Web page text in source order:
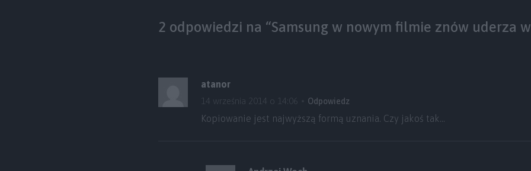
2 odpowiedzi na “Samsung w nowym filmie znów uderza
atanor
14 września 2014 o 14:06 Odpowiedz
Kopiowanie jest najwyższą formą uznania. Czy jakoś tak…